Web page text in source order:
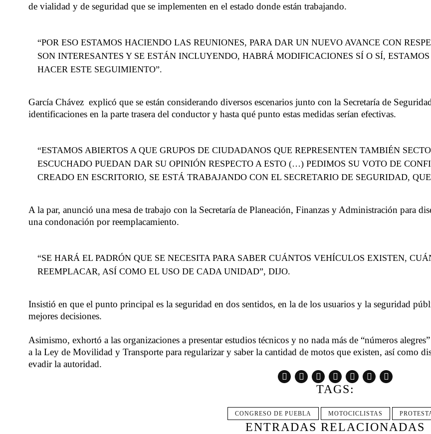
de vialidad y de seguridad que se implementen en el estado donde están trabajando.
“POR ESO ESTAMOS HACIENDO LAS REUNIONES, PARA DAR UN NUEVO AVANCE CON
SON INTERESANTES Y SE ESTÁN INCLUYENDO, HABRÁ MODIFICACIONES SÍ O SÍ,
HACER ESTE SEGUIMIENTO”.
García Chávez explicó que se están considerando diversos escenarios junto con la Secretaría de
identificaciones en la parte trasera del conductor y hasta qué punto estas medidas serían efectivas.
“ESTAMOS ABIERTOS A QUE GRUPOS DE CIUDADANOS QUE REPRESENTEN TAMBIÉN
ESCUCHADO PUEDAN DAR SU OPINIÓN RESPECTO A ESTO (…) PEDIMOS SU VOTO DE
CREADO EN ESCRITORIO, SE ESTÁ TRABAJANDO CON EL SECRETARIO DE SEGURIDAD,
A la par, anunció una mesa de trabajo con la Secretaría de Planeación, Finanzas y Administración para
una condonación por reemplacamiento.
“SE HARÁ EL PADRÓN QUE SE NECESITA PARA SABER CUÁNTOS VEHÍCULOS EXISTEN,
REEMPLACAR, ASÍ COMO EL USO DE CADA UNIDAD”, DIJO.
Insistió en que el punto principal es la seguridad en dos sentidos, en la de los usuarios y la seguridad
mejores decisiones.
Asimismo, exhortó a las organizaciones a presentar estudios técnicos y no nada más de “números
a la Ley de Movilidad y Transporte para regularizar y saber la cantidad de motos que existen, así como
evadir la autoridad.
TAGS:
CONGRESO DE PUEBLA MOTOCICLISTAS
ENTRADAS RELACIONADAS